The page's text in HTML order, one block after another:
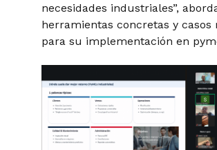
necesidades industriales”,
herramientas concretas y casos
para su implementación en